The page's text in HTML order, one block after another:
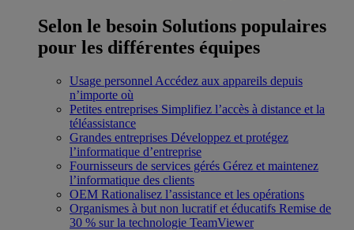
Selon le besoin Solutions populaires
pour les différentes équipes
Usage personnel Accédez aux appareils depuis
n’importe où
Petites entreprises Simplifiez l’accès à distance et la
téléassistance
Grandes entreprises Développez et protégez
l’informatique d’entreprise
Fournisseurs de services gérés Gérez et maintenez
l’informatique des clients
OEM Rationalisez l’assistance et les opérations
Organismes à but non lucratif et éducatifs Remise de
30 % sur la technologie TeamViewer